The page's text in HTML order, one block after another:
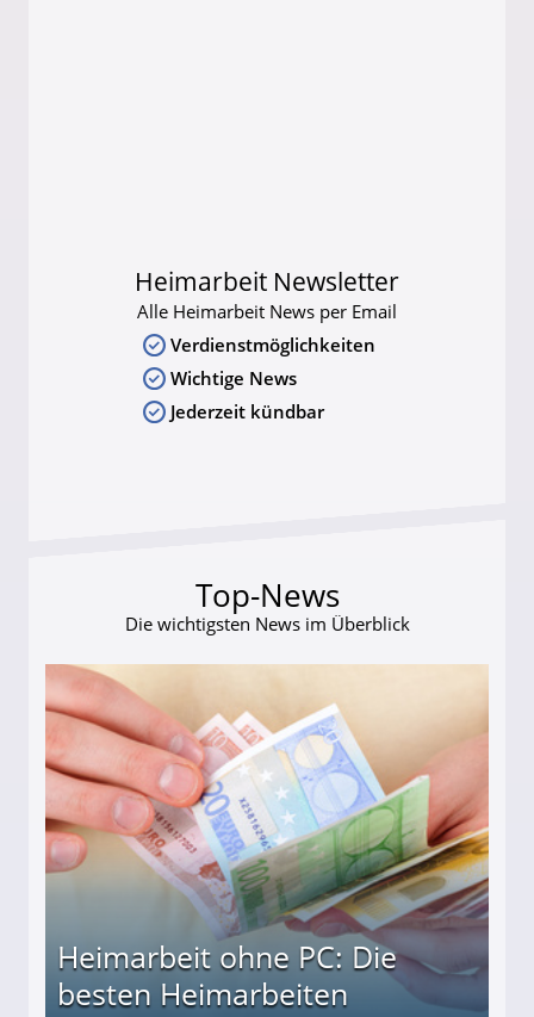
Heimarbeit Newsletter
Alle Heimarbeit News per Email
Verdienstmöglichkeiten
Wichtige News
Jederzeit kündbar
Top-News
Die wichtigsten News im Überblick
Heimarbeit ohne PC: Die
besten Heimarbeiten